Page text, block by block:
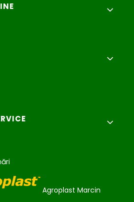
Agroplast Marcin